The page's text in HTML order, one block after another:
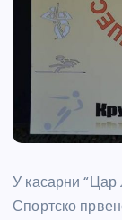
У касарни “Цар
Спортско